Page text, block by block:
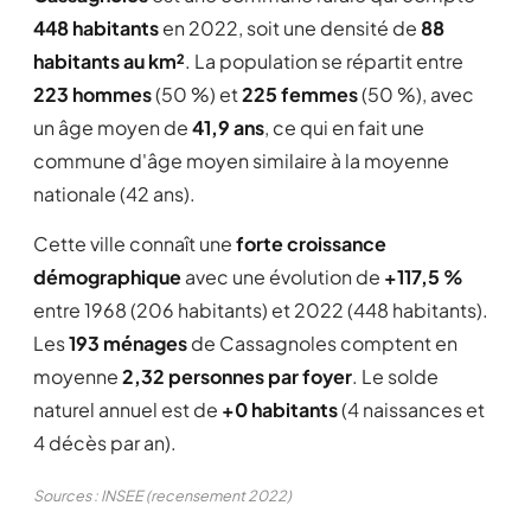
448 habitantsen 2022, soit une densité de88
habitants au km². La population se répartit entre
223 hommes(50 %) et225 femmes(50 %), avec
un âge moyen de41,9 ans, ce qui en fait une
commune d'âge moyen similaire à la moyenne
nationale (42 ans).
Cette ville connaît uneforte croissance
démographiqueavec une évolution de +117,5 %
entre 1968 (206 habitants) et 2022 (448 habitants).
Les193 ménagesde Cassagnoles comptent en
moyenne2,32 personnes par foyer. Le solde
naturel annuel est de +0 habitants(4 naissances et
4 décès par an).
Sources : INSEE (recensement 2022)